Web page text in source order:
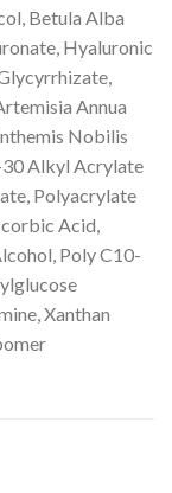
Betula Alba
Hyaluronic
Annua
Nobilis
Alkyl Acrylate
Polyacrylate
Acid,
Poly C10-
Xanthan